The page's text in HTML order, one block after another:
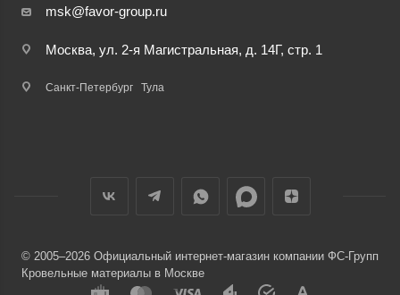
msk@favor-group.ru
Москва, ул. 2-я Магистральная, д. 14Г, стр. 1
Санкт-Петербург Тула
© 2005–2026 Официальный интернет-магазин компании ФС-Групп
Кровельные материалы в Москве